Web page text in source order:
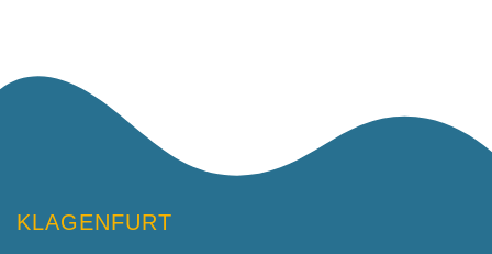
KLAGENFURT